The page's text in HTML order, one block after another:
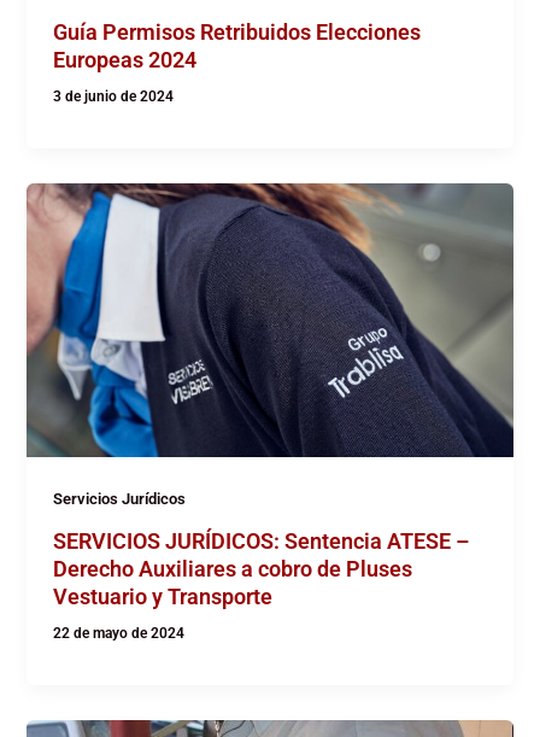
Guía Permisos Retribuidos Elecciones
Europeas 2024
3 de junio de 2024
Servicios Jurídicos
SERVICIOS JURÍDICOS: Sentencia ATESE –
Derecho Auxiliares a cobro de Pluses
Vestuario y Transporte
22 de mayo de 2024